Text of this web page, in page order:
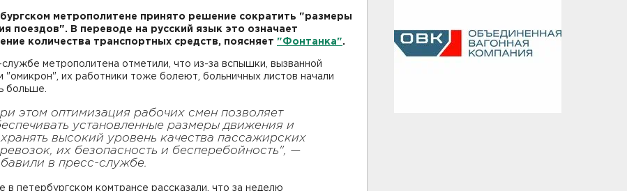
метрополитене принято решение сократить "размеры
поездов". В переводе на русский язык это означает
количества транспортных средств, поясняет "Фонтанка".
метрополитена отметили, что из-за вспышки, вызванной
"омикрон", их работники тоже болеют, больничных листов начали
больше.
этом оптимизация рабочих смен позволяет
установленные размеры движения и
высокий уровень качества пассажирских
их безопасность и бесперебойность", —
в пресс-службе.
в петербургском комтрансе рассказали, что за неделю